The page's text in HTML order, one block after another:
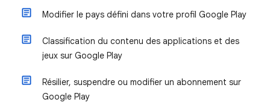
Modifier le pays défini dans votre profil Google Play
Classification du contenu des applications et des
jeux sur Google Play
Résilier, suspendre ou modifier un abonnement sur
Google Play